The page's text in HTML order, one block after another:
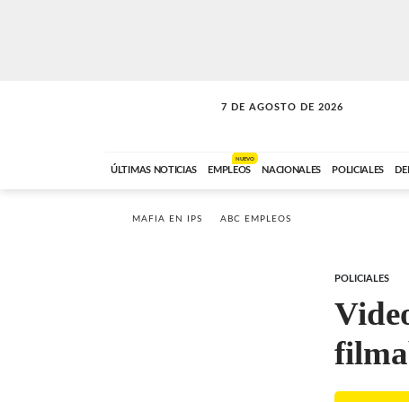
7 DE AGOSTO DE 2026
VITAMINAS
ÚLTIMAS NOTICIAS EMPLEOS
NUEVO
NACIONALES POLICIALES
MAFIA EN IPS ABC EMPLEOS
POLICIALES